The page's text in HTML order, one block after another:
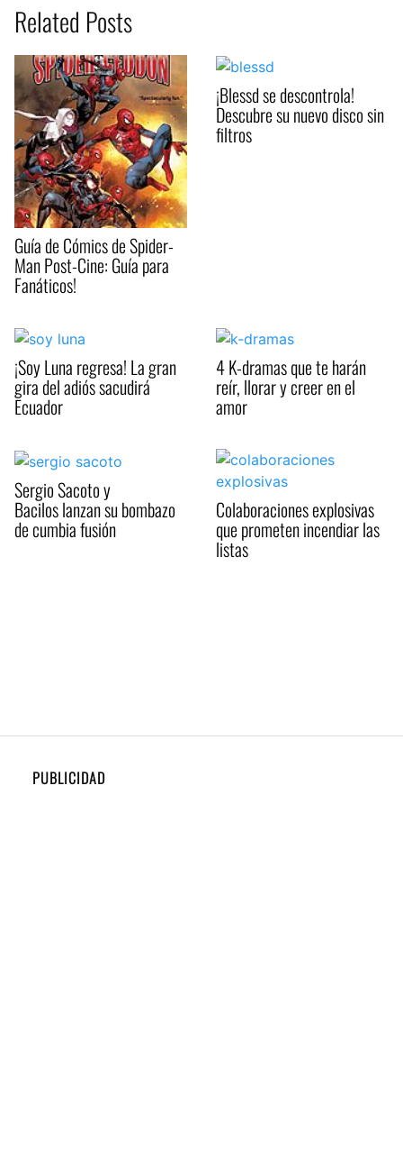
Related Posts
Guía de Cómics de Spider-
Man Post-Cine: Guía para
Fanáticos!
¡Blessd se descontrola!
Descubre su nuevo disco sin
filtros
¡Soy Luna regresa! La gran
gira del adiós sacudirá
Ecuador
4 K-dramas que te harán
reír, llorar y creer en el
amor
Sergio Sacoto y
Bacilos lanzan su bombazo
de cumbia fusión
Colaboraciones explosivas
que prometen incendiar las
listas
PUBLICIDAD